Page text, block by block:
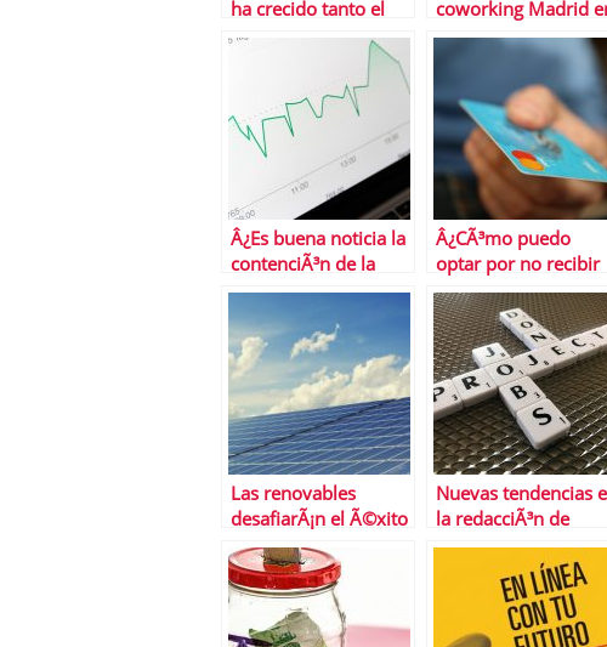
ha crecido tanto el
trading de
coworking Madrid
Cloudworks
Â¿Es buena noticia la
contenciÃ³n de la
inflaciÃ³n
subyacente?
Â¿CÃ³mo puedo
optar por no recibir
ofertas de tarjetas
crÃ©dito?
Las renovables
desafiarÃ¡n el Ã©xito
del gas natural a
largo plazo
Nuevas tendencias
la redacciÃ³n de
curriculums que
debes conocer